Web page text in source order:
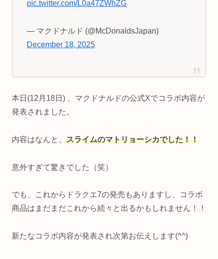
pic.twitter.com/L0a47ZWhZG
— マクドナルド (@McDonaldsJapan)
December 18, 2025
本日(12月18日) 、マクドナルドの公式Xでコラボ内容が
発表されました。
内容はなんと、 スライムのマトリョーシカでした！！
意外すぎて驚きでした（笑）
でも、これからドラクエ7の発売もありますし、コラボ
商品はまだまだこれから続々と出るかもしれません！！
新たなコラボ内容が発表され次第お伝えします(^^)